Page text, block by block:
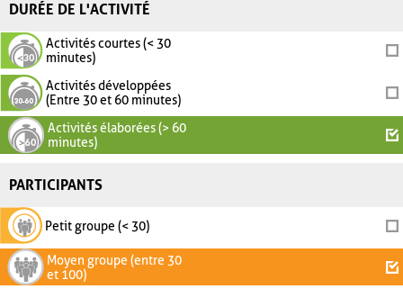
DURÉE DE L'ACTIVITÉ
Activités courtes (< 30
minutes)
Activités développées
(Entre 30 et 60 minutes)
Activités élaborées (> 60
minutes)
PARTICIPANTS
Petit groupe (< 30)
Moyen groupe (entre 30
et 100)